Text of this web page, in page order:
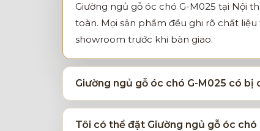
Giường ngủ gỗ óc chó G-M025 tại Nội
toàn. Mọi sản phẩm đều ghi rõ chất
showroom trước khi bàn giao.
Giường ngủ gỗ óc chó G-M025 có
Tôi có thể đặt Giường ngủ gỗ óc